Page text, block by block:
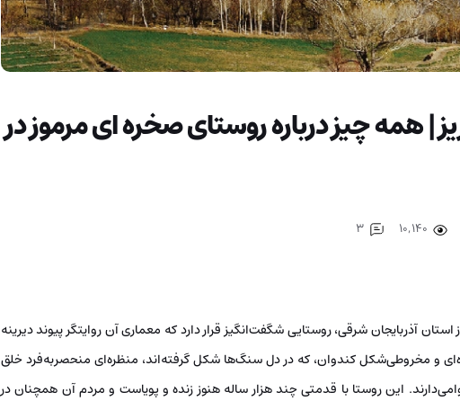
| همه چیز درباره روستای صخره ای مرموز در
3
آذربایجان شرقی، روستایی شگفت‌انگیز قرار دارد که معماری آن روایتگر پیوند دیرینه
و مخروطی‌شکل کندوان، که در دل سنگ‌ها شکل گرفته‌اند، منظره‌ای منحصربه‌فرد خلق
این روستا با قدمتی چند هزار ساله هنوز زنده و پویاست و مردم آن همچنان در